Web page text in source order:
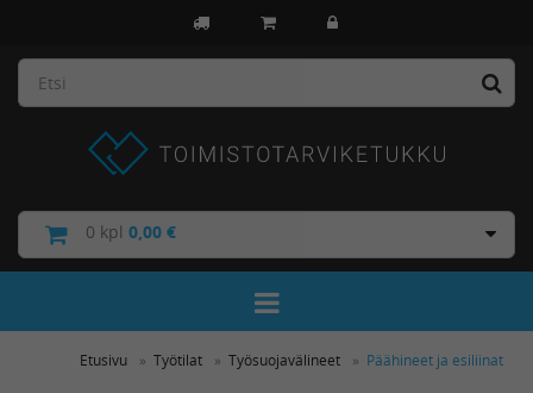
0 kpl 0,00 €
Toggle Navigation
Etusivu Työtilat Työsuojavälineet Päähineet ja esiliinat